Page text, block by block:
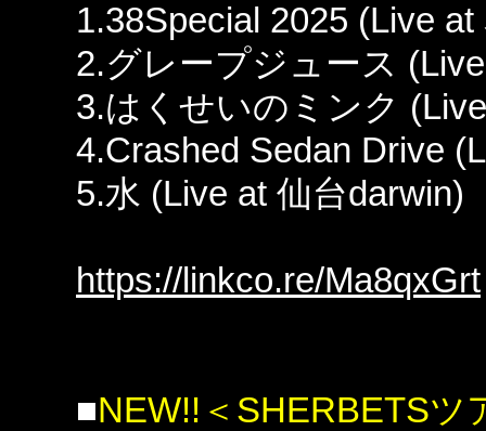
1.38Special 2025 (Live
2.グレープジュース
3.はくせいのミンク
4.Crashed Sedan Drive
5.水 (Live at 仙台darwin)
https://linkco.re/Ma8qxGrt
■NEW!!＜SHERBETSツ